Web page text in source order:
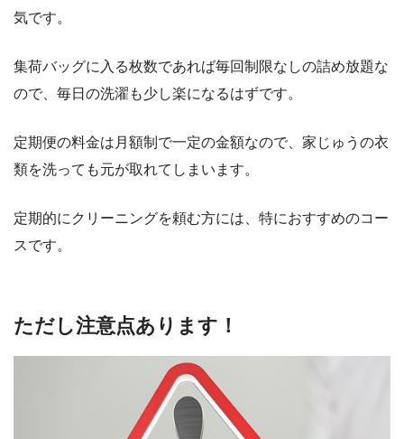
気です。
集荷バッグに入る枚数であれば毎回制限なしの詰め放題な
ので、毎日の洗濯も少し楽になるはずです。
定期便の料金は月額制で一定の金額なので、家じゅうの衣
類を洗っても元が取れてしまいます。
定期的にクリーニングを頼む方には、特におすすめのコー
スです。
ただし注意点あります！